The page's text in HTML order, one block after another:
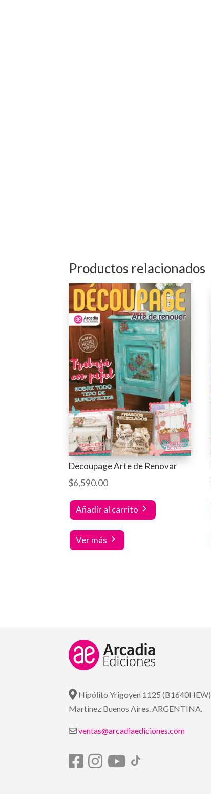
Productos relacionados
Decoupage Arte de Renovar
$6,590.00
Añadir al carrito
Ver más
Hipólito Yrigoyen 1125 (B1640HEW)
Martinez Buenos Aires. ARGENTINA.
ventas@arcadiaediciones.com